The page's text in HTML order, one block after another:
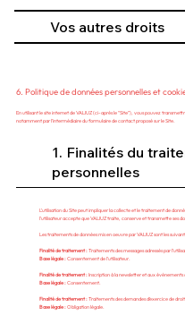
Vos autres droits
6. Politique de données personnelles et
En utilisant le site internet de VALIUZ (ci-aprés le “Site”), vous pouvez
notamment par l’intermédiaire du formulaire de contact proposé sur le Site.
1. Finalités du
personnelles
L’utilisation du Site peut impliquer la collecte et le traitement de
l’utilisateur accepte que VALIUZ traite, conserve et transmette ses
Les traitements de données mis en oeuvre par VALIUZ sont les
Finalité de traitement :Traitements des messages adressés par
Base légale :Consentement de l’utilisateur.
Finalité de traitement :Inscription à la newsletter et aux événements
Base légale :Consentement.
Finalité de traitement :Traitements des demandes d’exercice de
Base légale :Obligation légale.